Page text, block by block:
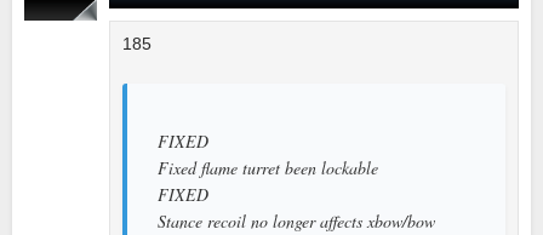
185
FIXED
Fixed flame turret been lockable
FIXED
Stance recoil no longer affects xbow/bow